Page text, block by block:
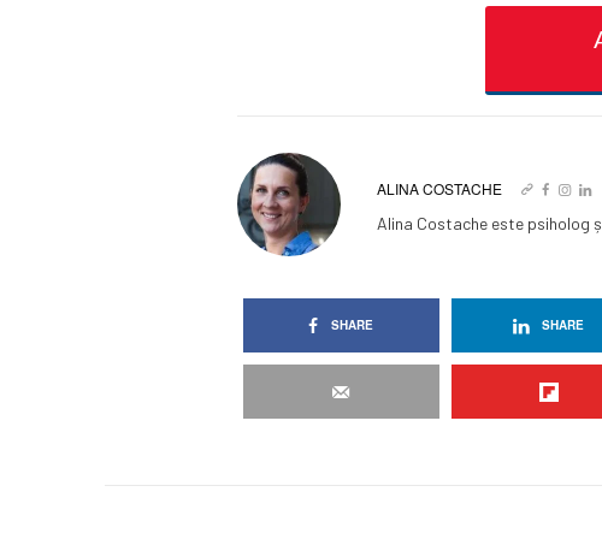
ALINA COSTACHE
Alina Costache este psiholog
SHARE SHARE